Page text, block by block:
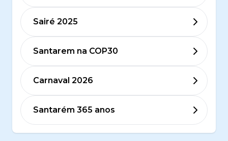
Sairé 2025
Santarem na COP30
Carnaval 2026
Santarém 365 anos